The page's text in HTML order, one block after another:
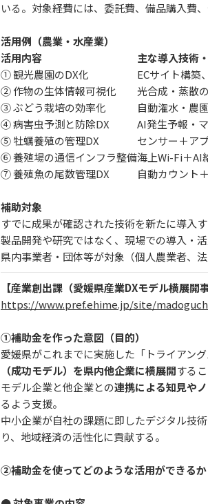
いる。対象経費には、委託費、備品購入費
活用例（農業・水産業）
活用内容
主な導入技術
① 観光農園のDX化
ECサイト構築
② 作物の生体情報可視化
光合成・蒸散
③ ぶどう栽培の効率化
自動潅水・農
④ 病害虫予測と防除DX
AI発生予報・
⑤ 牡蠣養殖の管理DX
センサー＋ア
⑥ 養殖場の通信インフラ整備海上Wi-Fi＋AI
⑦ 養殖魚の尾数管理DX
自動カウント
補助対象
すでに成果が確認された技術を新たに導入す
製品開発や研究ではなく、現場での導入・活
県内事業者・団体等が対象（個人農業者、法
【産業創出課（愛媛県産業DXモデル横展開
https://www.pref.ehime.jp/site/
①補助金を作った意図（目的）
愛媛県がこれまでに実施した「トライアン
（成功モデル）を県内他企業に横展開する
モデル企業と他企業との連携による知見や
るよう支援。
中小企業が自社の課題に即したデジタル技術
り、地域経済の活性化に貢献する。
②補助金を使ってどのような活用ができるか